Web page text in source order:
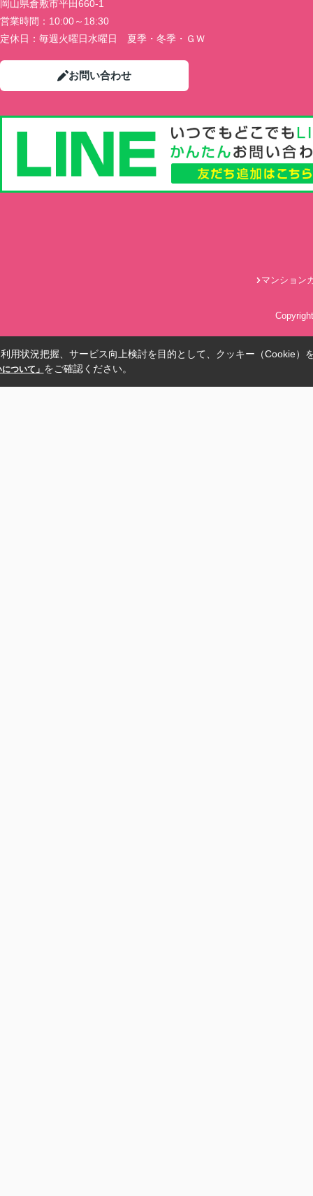
岡山県倉敷市平田660-1
営業時間： 10:00～18:30
定休日： 毎週火曜日水曜日 夏季・冬季・ＧＷ
お問い合わせ
マンション
用状況把握、サービス向上検討を目的として、クッキー（Cookie）
ついて」 をご確認ください。